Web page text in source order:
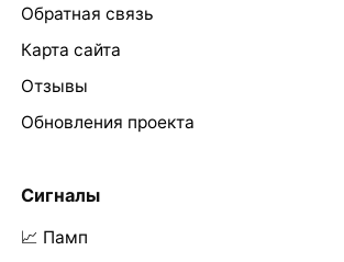
Обратная связь
Карта сайта
Отзывы
Обновления проекта
Сигналы
📈 Памп